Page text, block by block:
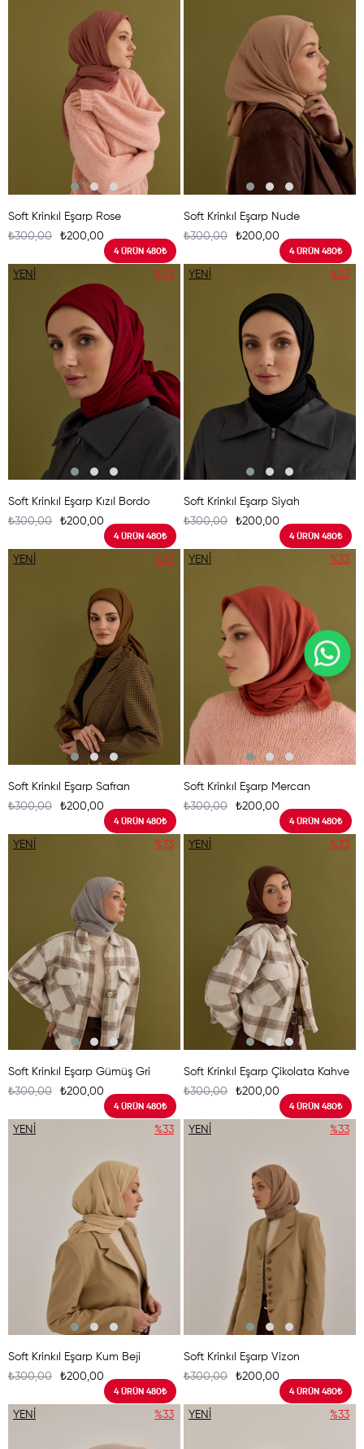
Soft Krinkıl Eşarp Rose
₺200,00
₺300,00
4 ÜRÜN 480₺
Soft Krinkıl Eşarp Nude
₺200,00
₺300,00
4 ÜRÜN 480₺
Soft Krinkıl Eşarp Kızıl Bordo
₺200,00
₺300,00
4 ÜRÜN 480₺
%33
YENI
Soft Krinkıl Eşarp Siyah
₺200,00
₺300,00
4 ÜRÜN 480₺
%33
YENI
Soft Krinkıl Eşarp Safran
₺200,00
₺300,00
4 ÜRÜN 480₺
%33
YENI
Soft Krinkıl Eşarp Mercan
₺200,00
₺300,00
4 ÜRÜN 480₺
%33
YENI
Soft Krinkıl Eşarp Gümüş Gri
₺200,00
₺300,00
4 ÜRÜN 480₺
%33
YENI
Soft Krinkıl Eşarp Çikolata Kahve
₺200,00
₺300,00
4 ÜRÜN 480₺
%33
YENI
Soft Krinkıl Eşarp Kum Beji
₺200,00
₺300,00
4 ÜRÜN 480₺
%33
YENI
Soft Krinkıl Eşarp Vizon
₺200,00
₺300,00
4 ÜRÜN 480₺
%33
YENI
%33
YENI
%33
YENI